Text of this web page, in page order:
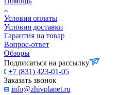
Условия оплаты
Условия доставки
Гарантия на товар
Вопрос-ответ
Обзоры
Подписаться на рассылку
+7 (831) 423-01-05
Заказать звонок
info@zhivplanet.ru